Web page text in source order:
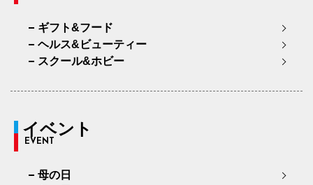
ギフト&フード
ヘルス&ビューティー
スクール&ホビー
イベント
EVENT
母の日